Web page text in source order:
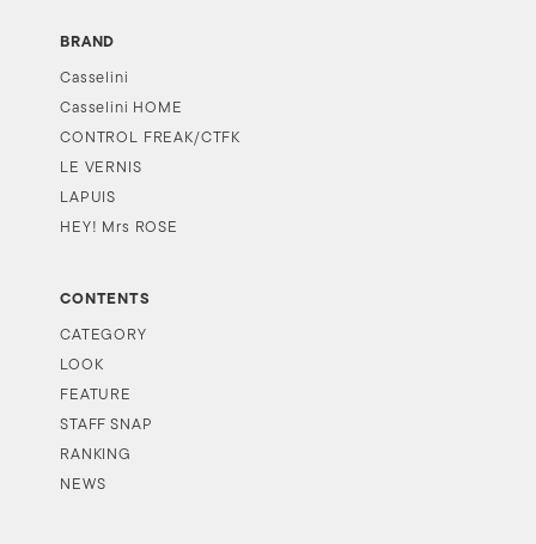
BRAND
Casselini
Casselini HOME
CONTROL FREAK/CTFK
LE VERNIS
LAPUIS
HEY! Mrs ROSE
CONTENTS
CATEGORY
LOOK
FEATURE
STAFF SNAP
RANKING
NEWS